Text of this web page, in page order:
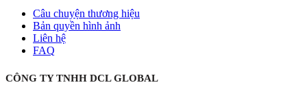
Câu chuyện thương hiệu
Bản quyền hình ảnh
Liên hệ
FAQ
CÔNG TY TNHH DCL GLOBAL